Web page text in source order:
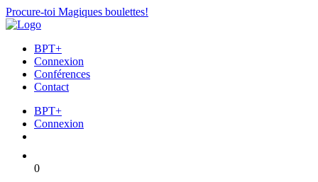
Procure-toi Magiques boulettes!
BPT+
Connexion
Conférences
Contact
BPT+
Connexion
0